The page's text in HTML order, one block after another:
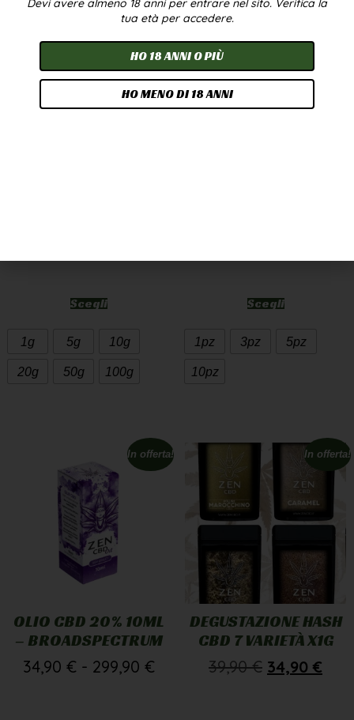
Scegli
1g 5g 10g
20g 50g 100g
In offerta!
Scegli
1pz 3pz 5pz
10pz
In offerta!
OLIO CBD 20% 10ML
– BROADSPECTRUM
34,90 € - 299,90 €
In offerta!
DEGUSTAZIONE HASH
CBD 7 VARIETÀ X1G
39,90€ 34,90 €
Devi avere almeno 18 anni per entrare nel sito. Verifica la
tua età per accedere.
HO 18 ANNI O PIÙ
HO MENO DI 18 ANNI